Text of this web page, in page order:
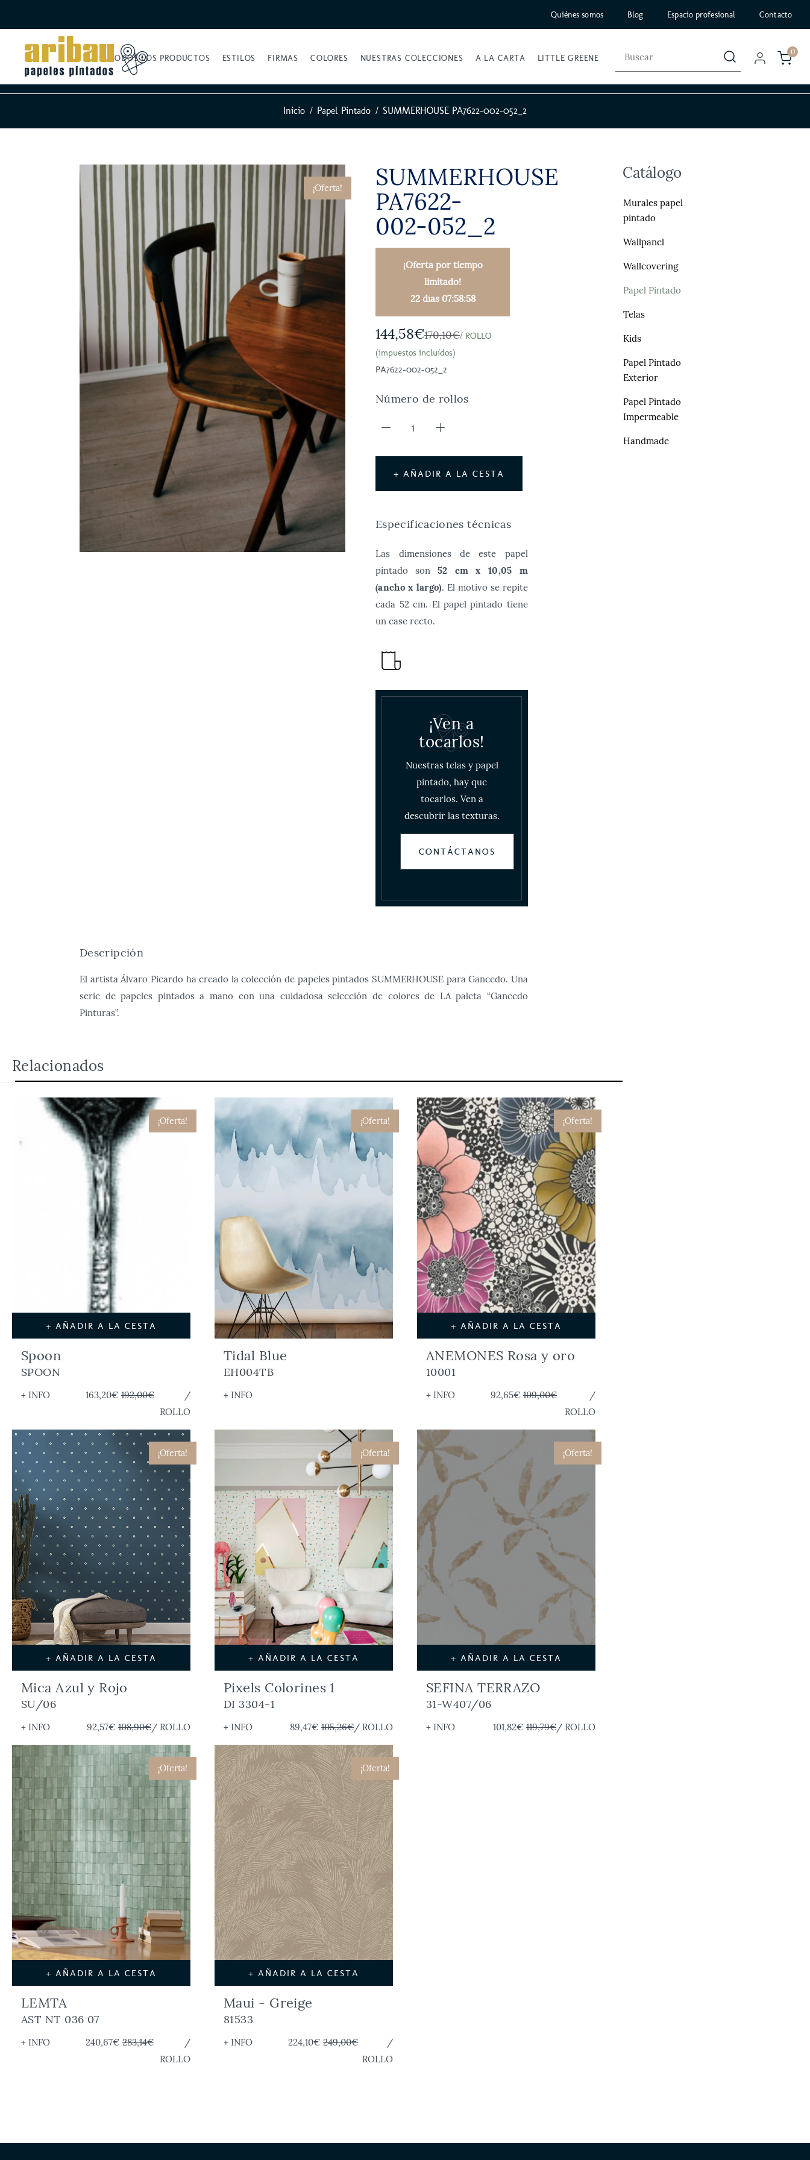
0
TODOS LOS PRODUCTOS ESTILOS FIRMAS COLORES NUESTRAS COLECCIONES A LA CARTA LITTLE GREENE
Quiénes somos Blog Espacio profesional Contacto
Inicio Papel Pintado SUMMERHOUSE PA7622-002-052_2
¡Oferta!
SUMMERHOUSE
PA7622-
002-052_2
¡Oferta por tiempo
limitado!
22 días 07:58:57
144,58€170,10€/ ROLLO
(impuestos incluídos)
PA7622-002-052_2
Número de rollos
+ AÑADIR A LA CESTA
Especificaciones técnicas
Las dimensiones de este papel
pintado son 52 cm x 10,05 m
(ancho x largo). El motivo se repite
cada 52 cm. El papel pintado tiene
un case recto.
¡Ven a
tocarlos!
Nuestras telas y papel
pintado, hay que
tocarlos. Ven a
descubrir las texturas.
CONTÁCTANOS
Descripción
El artista Álvaro Picardo ha creado la colección de papeles pintados SUMMERHOUSE para Gancedo. Una
serie de papeles pintados a mano con una cuidadosa selección de colores de LA paleta “Gancedo
Pinturas”.
Catálogo
Murales papel
pintado
Wallpanel
Wallcovering
Papel Pintado
Telas
Kids
Papel Pintado
Exterior
Papel Pintado
Impermeable
Handmade
Relacionados
¡Oferta!
+ AÑADIR A LA CESTA
Spoon
SPOON
+ INFO 163,20€ 192,00€
/
ROLLO
¡Oferta!
Tidal Blue
EH004TB
+ INFO
¡Oferta!
+ AÑADIR A LA CESTA
ANEMONES Rosa y oro
10001
+ INFO 92,65€ 109,00€
/
ROLLO
¡Oferta!
+ AÑADIR A LA CESTA
Mica Azul y Rojo
SU/06
+ INFO 92,57€ 108,90€/ ROLLO
¡Oferta!
+ AÑADIR A LA CESTA
Pixels Colorines 1
DI 3304-1
+ INFO 89,47€ 105,26€/ ROLLO
¡Oferta!
+ AÑADIR A LA CESTA
SEFINA TERRAZO
31-W407/06
+ INFO 101,82€ 119,79€/ ROLLO
¡Oferta!
+ AÑADIR A LA CESTA
LEMTA
AST NT 036 07
+ INFO 240,67€ 283,14€
/
ROLLO
¡Oferta!
+ AÑADIR A LA CESTA
Maui - Greige
81533
+ INFO 224,10€ 249,00€
/
ROLLO